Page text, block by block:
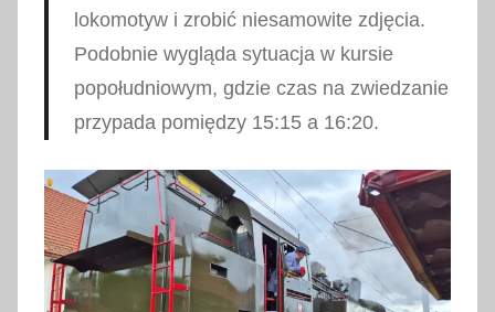
lokomotyw i zrobić niesamowite zdjęcia.
Podobnie wygląda sytuacja w kursie
popołudniowym, gdzie czas na zwiedzanie
przypada pomiędzy 15:15 a 16:20.